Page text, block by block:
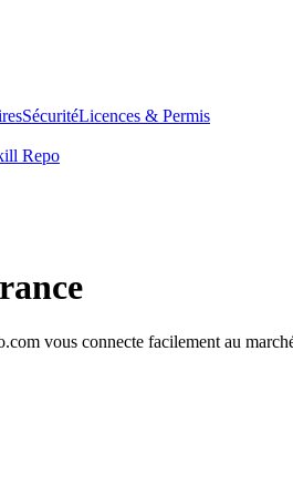
SécuritéLicences & Permis
Repo
vous connecte facilement au